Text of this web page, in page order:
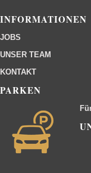
INFORMATIONEN
JOBS
UNSER TEAM
KONTAKT
PARKEN